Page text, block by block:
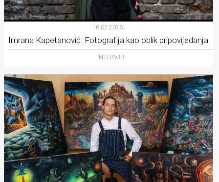
16.07.2026.
Imrana Kapetanović: Fotografija kao oblik pripovijedanja
INTERVJU